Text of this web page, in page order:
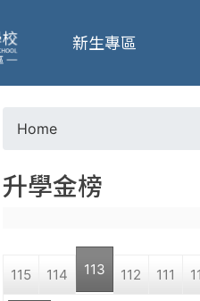
o
a
Home
升學金榜
115 114 113 112 111
新生專區